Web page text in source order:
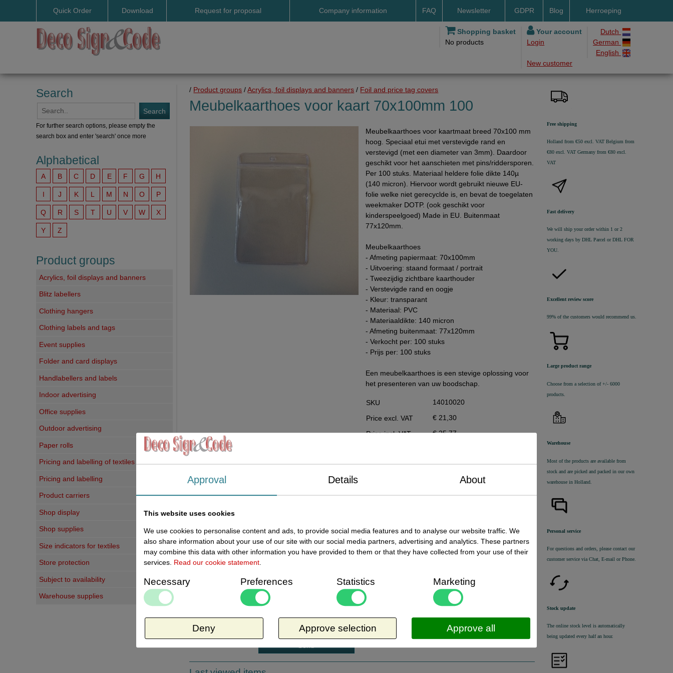
Quick Order Download
User manuals
Request for proposal Company information
Returns
Change of delivery address
FAQ
Payment methods
Delivery by DHL
Newsletter GDPR Blog Herroeping
Shopping basket
No products
Your account
Login
New customer
Dutch
German
English
Search
For further search options, please empty the
search box and enter 'search' once more
Alphabetical
A B C D E F G H
I J K L M N O P
Q R S T U V W X
Y Z
Product groups
Acrylics, foil displays and banners
Blitz labellers
Clothing hangers
Clothing labels and tags
Event supplies
Folder and card displays
Handlabellers and labels
Indoor advertising
Office supplies
Outdoor advertising
Paper rolls
Pricing and labelling of textiles
Pricing and labelling
Product carriers
Shop display
Shop supplies
Size indicators for textiles
Store protection
Subject to availability
Warehouse supplies
/ Product groups /Acrylics, foil displays and banners / Foil and price tag covers
Meubelkaarthoes voor kaart 70x100mm 100
Meubelkaarthoes voor kaartmaat breed 70x100 mm
hoog. Speciaal etui met verstevigde rand en
verstevigd (met een diameter van 3mm). Daardoor
geschikt voor het aanschieten met pins/riddersporen.
Per 100 stuks. Materiaal heldere folie dikte 140µ
(140 micron). Hiervoor wordt gebruikt nieuwe EU-
folie welke niet gerecyclde is, en bevat de toegelaten
weekmaker DOTP. (ook geschikt voor
kinderspeelgoed) Made in EU. Buitenmaat
77x120mm.
Meubelkaarthoes
- Afmeting papiermaat: 70x100mm
- Uitvoering: staand formaat / portrait
- Tweezijdig zichtbare kaarthouder
- Verstevigde rand en oogje
- Kleur: transparant
- Materiaal: PVC
- Materiaaldikte: 140 micron
- Afmeting buitenmaat: 77x120mm
- Verkocht per: 100 stuks
- Prijs per: 100 stuks
Een meubelkaarthoes is een stevige oplossing voor
het presenteren van uw boodschap.
SKU
14010020
Price excl. VAT
€ 21,30
Price incl. VAT
€ 25,77
Present status
In stock
Order
Write a review
Your comments:
product. Wees de eerste!
Free shipping
Holland from €50 excl. VAT Belgium from
€80 excl. VAT Germany from €80 excl.
VAT
Fast delivery
We will ship your order within 1 or 2
working days by DHL Parcel or DHL FOR
YOU.
Excellent review score
99% of the customers would recommend us.
Large product range
Choose from a selection of +/- 6000
products.
Warehouse
Most of the products are available from
stock and are picked and packed in our own
warehouse in Holland.
Personal service
For questions and orders, please contact our
customer service via Chat, E-mail or Phone.
Stock update
The online stock level is automatically
being updated every half an hour.
Approval Details About
This website uses cookies
We use cookies to personalise content and ads, to provide social media features and to analyse our website traffic. We
also share information about your use of our site with our social media partners, advertising and analytics. These partners
may combine this data with other information you have provided to them or that they have collected from your use of their
services. Read our cookie statement
Necessary Preferences Statistics Marketing
Deny Approve selection Approve all